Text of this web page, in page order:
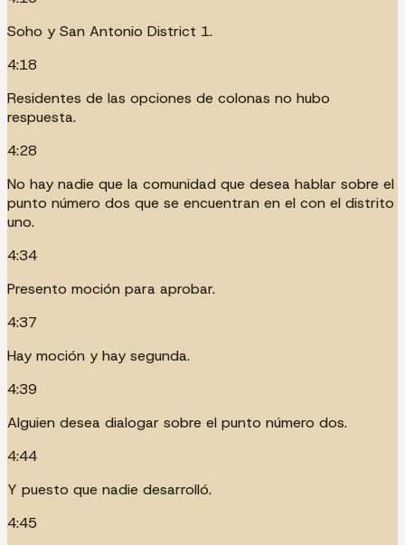
Soho y San Antonio District 1.
4:18
Residentes de las opciones de colonas no hubo
respuesta.
4:28
No hay nadie que la comunidad que desea hablar sobre el
punto número dos que se encuentran en el con el distrito
uno.
4:34
Presento moción para aprobar.
4:37
Hay moción y hay segunda.
4:39
Alguien desea dialogar sobre el punto número dos.
4:44
Y puesto que nadie desarrolló.
4:45